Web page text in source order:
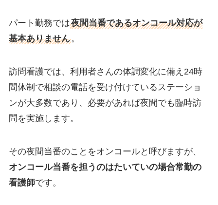
パート勤務では夜間当番であるオンコール対応が
基本ありません。
訪問看護では、利用者さんの体調変化に備え24時
間体制で相談の電話を受け付けているステーショ
ンが大多数であり、必要があれば夜間でも臨時訪
問を実施します。
その夜間当番のことをオンコールと呼びますが、
オンコール当番を担うのはたいていの場合常勤の
看護師です。